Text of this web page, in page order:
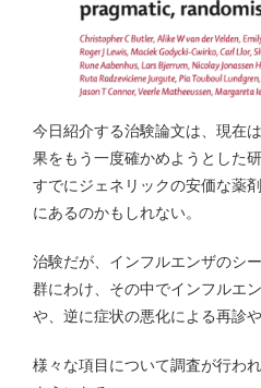
今日紹介する治験論文は、現在
果をもう一度確かめようとした
すでにジェネリックの安価な薬
にあるのかもしれない。
治験だが、インフルエンザのシ
群にわけ、その中でインフルエ
や、逆に症状の悪化による再診
様々な項目について調査が行わ